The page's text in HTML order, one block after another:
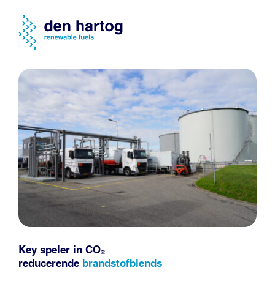
Key speler in CO₂
reducerende brandstofblends